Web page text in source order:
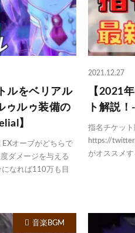
ルをベリアル
ゥルゥ装備の
】
オーブがどちらで
ダメージを与える
なれば110万も目
2021.12.27
【2021
ト解説
指名チケッ
https://
がオススメ
音楽BGM